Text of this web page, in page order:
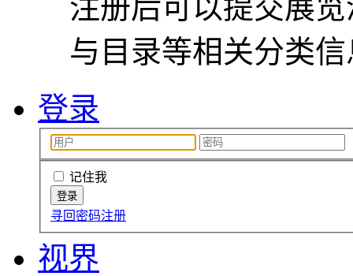
注册后可以提交展
与目录等相关分类
登录
记住我
寻回密码注册
视界